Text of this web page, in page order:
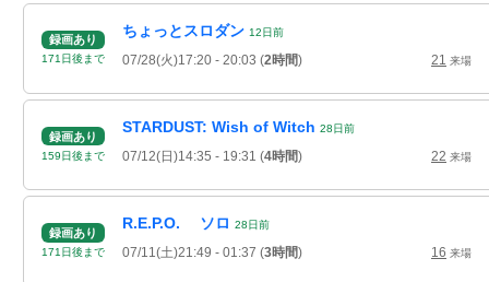
録画あり
171日後 まで
ちょっとスロダン 12日前
07/28(火)17:20 - 20:03 (2時間) 21 来場
録画あり
159日後 まで
STARDUST: Wish of Witch 28日前
07/12(日)14:35 - 19:31 (4時間) 22 来場
録画あり
171 日後 まで
R.E.P.O. ソロ 28 日前
07/11(土)21:49 - 01:37 (3時間) 16 来場